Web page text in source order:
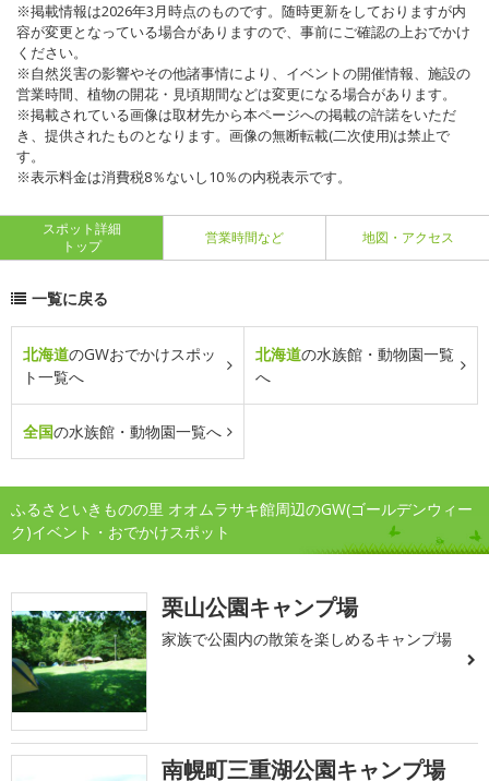
※掲載情報は2026年3月時点のものです。随時更新をしておりますが内
容が変更となっている場合がありますので、事前にご確認の上おでかけ
ください。
※自然災害の影響やその他諸事情により、イベントの開催情報、施設の
営業時間、植物の開花・見頃期間などは変更になる場合があります。
※掲載されている画像は取材先から本ページへの掲載の許諾をいただ
き、提供されたものとなります。画像の無断転載(二次使用)は禁止で
す。
※表示料金は消費税8％ないし10％の内税表示です。
スポット詳細
トップ
営業時間など 地図・アクセス
一覧に戻る
北海道のGWおでかけスポッ
ト一覧へ
北海道の水族館・動物園一覧
へ
全国の水族館・動物園一覧へ
ふるさといきものの里 オオムラサキ館周辺のGW(ゴールデンウィー
ク)イベント・おでかけスポット
栗山公園キャンプ場
家族で公園内の散策を楽しめるキャンプ場
南幌町三重湖公園キャンプ場